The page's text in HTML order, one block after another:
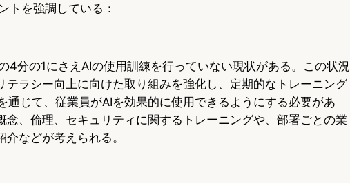
トを強調している：
4分の1にさえAIの使用訓練を行っていない現状がある。この状況
テラシー向上に向けた取り組みを強化し、定期的なトレーニング
通じて、従業員がAIを効果的に使用できるようにする必要があ
念、倫理、セキュリティに関するトレーニングや、部署ごとの業
などが考えられる。